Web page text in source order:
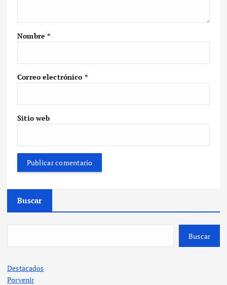
Nombre*
Correo electrónico *
Sitio web
Buscar
Buscar
Destacados
Porvenir